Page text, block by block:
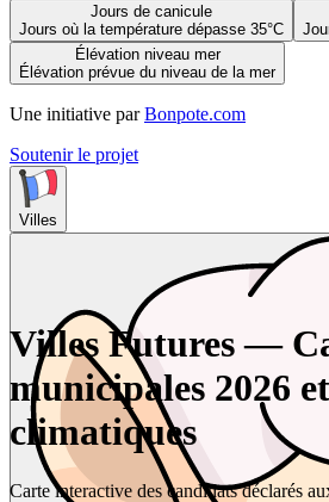
Jours de canicule
Jours où la température dépasse 35°C
Élévation niveau mer
Élévation prévue du niveau de la mer
Une initiative par Bonpote.com
Soutenir le projet
Villes
Villes Futures —
municipales 2026
climatiques
Carte interactive des candidats déclarés